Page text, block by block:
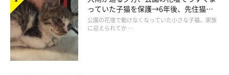
っていた子猫を保護→6年後、先住猫
と“姉妹”のような関係に
公園の花壇で動けなくなっていた小さな子猫。家族
に迎えられてか …